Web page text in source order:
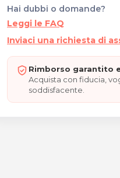
Hai dubbi o domande?
Leggi le FAQ
Inviaci una richiesta di
Rimborso garantito
Acquista con fiducia,
soddisfacente.